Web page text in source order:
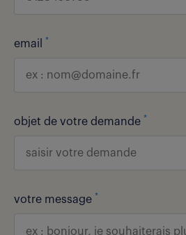
email *
objet de votre demande *
votre message *